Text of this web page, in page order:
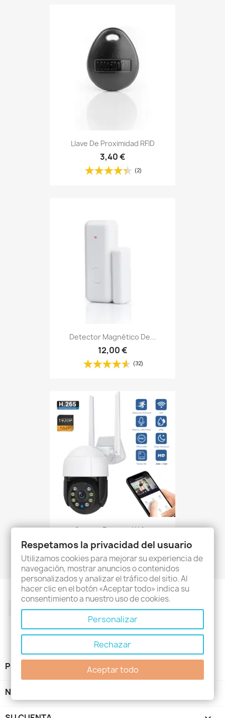
Llave De Proximidad RFID
3,40 €
(2)
Detector Magnético De...
12,00 €
(32)
Camara Exterior Wifi...
47,25 €
FacebookTwitter Rss YouTubePinterestInstagram
PRODUCTOS
NUESTRA EMPRESA
Respetamos la privacidad del usuario
Utilizamos cookies para mejorar su experiencia de
navegación, mostrar anuncios o contenidos
personalizados y analizar el tráfico del sitio. Al
hacer clic en el botón «Aceptar todo» indica su
consentimiento a nuestro uso de cookies.
Personalizar
Rechazar
Aceptar todo